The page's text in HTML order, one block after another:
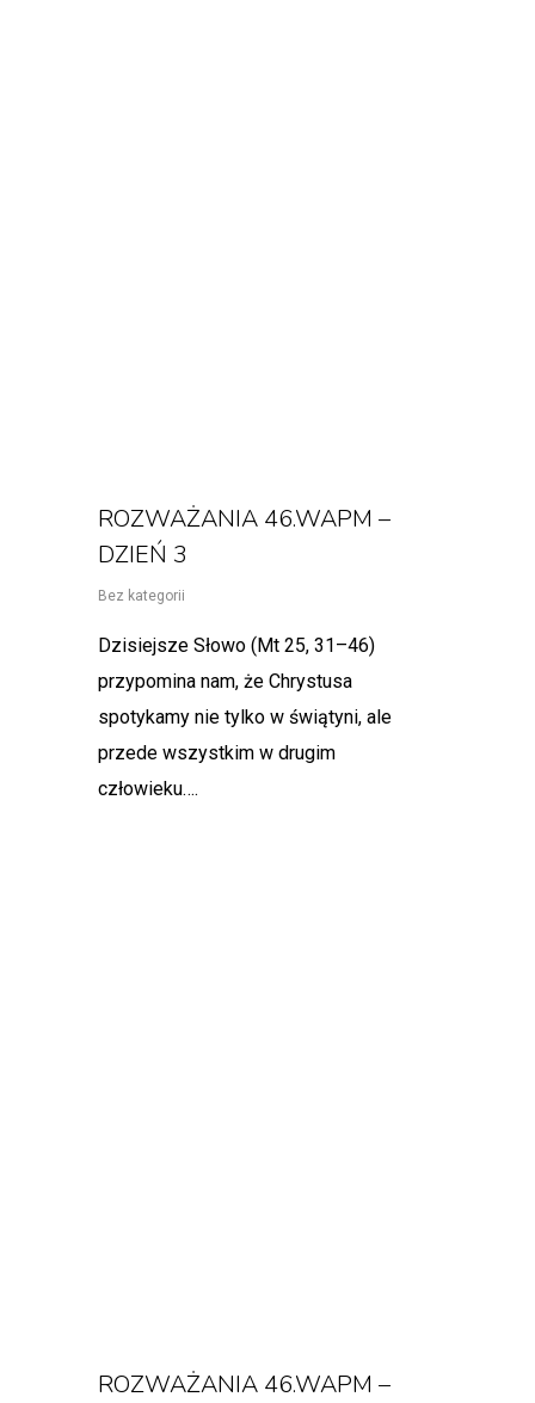
ROZWAŻANIA 46.WAPM –
DZIEŃ 3
Bez kategorii
Dzisiejsze Słowo (Mt 25, 31–46)
przypomina nam, że Chrystusa
spotykamy nie tylko w świątyni, ale
przede wszystkim w drugim
człowieku….
ROZWAŻANIA 46.WAPM –